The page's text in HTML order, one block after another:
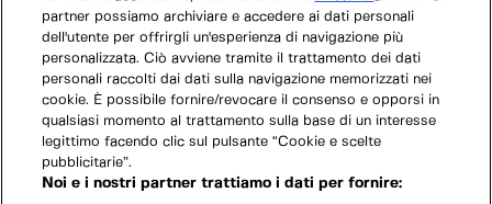
partner possiamo archiviare e accedere ai dati personali
dell'utente per offrirgli un'esperienza di navigazione più
personalizzata. Ciò avviene tramite il trattamento dei dati
personali raccolti dai dati sulla navigazione memorizzati nei
cookie. È possibile fornire/revocare il consenso e opporsi in
qualsiasi momento al trattamento sulla base di un interesse
legittimo facendo clic sul pulsante “Cookie e scelte
pubblicitarie”.
Noi e i nostri partner trattiamo i dati per fornire: